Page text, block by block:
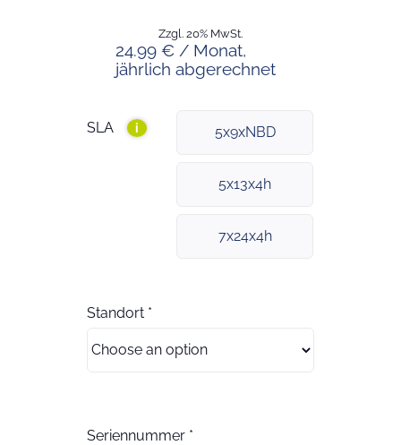
24.99 € / Monat,
jährlich abgerechnet
Zzgl. 20% MwSt.
SLA i 5x9xNBD
5x13x4h
7x24x4h
Standort *
Seriennummer *